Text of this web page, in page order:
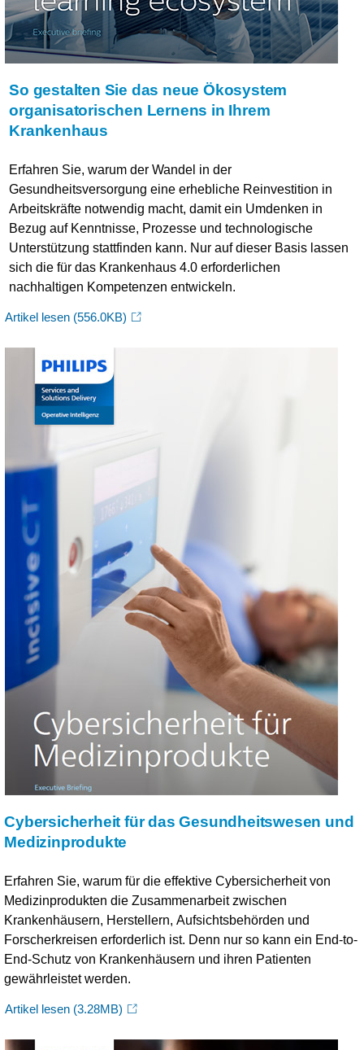
So gestalten Sie das neue Ökosystem
organisatorischen Lernens in Ihrem
Krankenhaus
Erfahren Sie, warum der Wandel in der
Gesundheitsversorgung eine erhebliche Reinvestition in
Arbeitskräfte notwendig macht, damit ein Umdenken in
Bezug auf Kenntnisse, Prozesse und technologische
Unterstützung stattfinden kann. Nur auf dieser Basis lassen
sich die für das Krankenhaus 4.0 erforderlichen
nachhaltigen Kompetenzen entwickeln.
Artikel lesen (556.0KB)
Cybersicherheit für das Gesundheitswesen und
Medizinprodukte
Erfahren Sie, warum für die effektive Cybersicherheit von
Medizinprodukten die Zusammenarbeit zwischen
Krankenhäusern, Herstellern, Aufsichtsbehörden und
Forscherkreisen erforderlich ist. Denn nur so kann ein End-to-
End-Schutz von Krankenhäusern und ihren Patienten
gewährleistet werden.
Artikel lesen (3.28MB)